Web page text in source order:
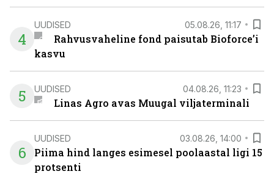
4
UUDISED 05.08.26, 11:17
Rahvusvaheline fond paisutab Bioforce’i
kasvu
5 UUDISED 04.08.26, 11:23
Linas Agro avas Muugal viljaterminali
6
UUDISED 03.08.26, 14:00
Piima hind langes esimesel poolaastal ligi 15
protsenti